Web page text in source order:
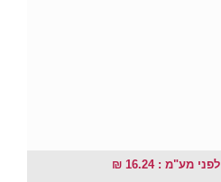
לפני מע"מ : 16.24 ₪